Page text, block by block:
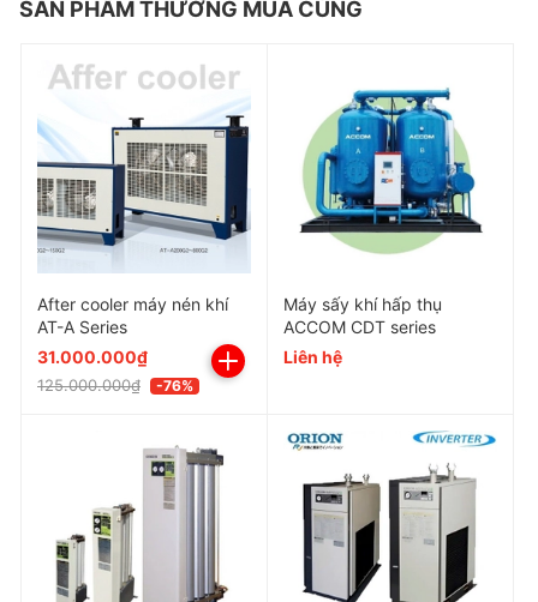
Series
Kyungwon KWD Series là dòng máy sấy khí tác nhân
lạnh được thiết kế để loại bỏ hơi ẩm trong khí nén,
giúp bảo vệ hệ thống khí nén và nâng cao chất lượng
sản phẩm. Sản phẩm được sản xuất theo tiêu chuẩn
chất lượng cao của Kyungwon, thương hiệu uy tín đến
từ Hàn Quốc, đảm bảo độ bền và hiệu suất ổn định
trong môi trường công nghiệp.
Hiệu suất làm lạnh cao: KWD Series được trang
bị hệ thống làm lạnh tiên tiến, đảm bảo khả năng
làm khô khí nén đến điểm sương yêu cầu một
cách nhanh chóng và hiệu quả.
Vận hành ổn định, độ bền cao: Thiết kế chắc
Nhiệt độ đầu vào 4~50 ºC
Nhiệt độ môi trường
Ga lạnh R-134a / R-410a / R-22
SẢN PHẨM THƯỜNG MUA CÙNG
After cooler máy nén khí
AT-A Series
31.000.000₫
125.000.000₫ -76%
Máy sấy khí hấp thụ
ACCOM CDT series
Liên hệ